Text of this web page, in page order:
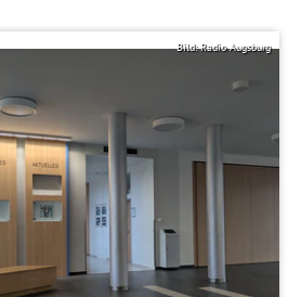
Bild: Radio Augsburg